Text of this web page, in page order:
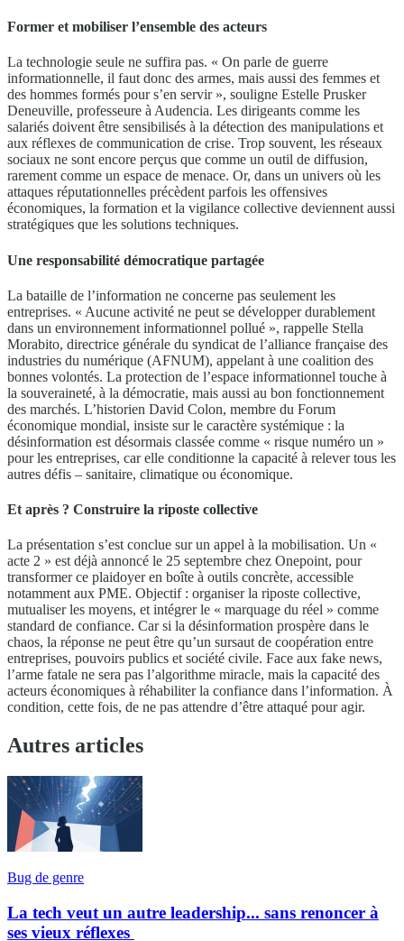
Former et mobiliser l’ensemble des acteurs
La technologie seule ne suffira pas. « On parle de guerre
informationnelle, il faut donc des armes, mais aussi des femmes et
des hommes formés pour s’en servir », souligne Estelle Prusker
Deneuville, professeure à Audencia. Les dirigeants comme les
salariés doivent être sensibilisés à la détection des manipulations et
aux réflexes de communication de crise. Trop souvent, les réseaux
sociaux ne sont encore perçus que comme un outil de diffusion,
rarement comme un espace de menace. Or, dans un univers où les
attaques réputationnelles précèdent parfois les offensives
économiques, la formation et la vigilance collective deviennent aussi
stratégiques que les solutions techniques.
Une responsabilité démocratique partagée
La bataille de l’information ne concerne pas seulement les
entreprises. « Aucune activité ne peut se développer durablement
dans un environnement informationnel pollué », rappelle Stella
Morabito, directrice générale du syndicat de l’alliance française des
industries du numérique (AFNUM), appelant à une coalition des
bonnes volontés. La protection de l’espace informationnel touche à
la souveraineté, à la démocratie, mais aussi au bon fonctionnement
des marchés. L’historien David Colon, membre du Forum
économique mondial, insiste sur le caractère systémique : la
désinformation est désormais classée comme « risque numéro un »
pour les entreprises, car elle conditionne la capacité à relever tous les
autres défis – sanitaire, climatique ou économique.
Et après ? Construire la riposte collective
La présentation s’est conclue sur un appel à la mobilisation. Un «
acte 2 » est déjà annoncé le 25 septembre chez Onepoint, pour
transformer ce plaidoyer en boîte à outils concrète, accessible
notamment aux PME. Objectif : organiser la riposte collective,
mutualiser les moyens, et intégrer le « marquage du réel » comme
standard de confiance. Car si la désinformation prospère dans le
chaos, la réponse ne peut être qu’un sursaut de coopération entre
entreprises, pouvoirs publics et société civile. Face aux fake news,
l’arme fatale ne sera pas l’algorithme miracle, mais la capacité des
acteurs économiques à réhabiliter la confiance dans l’information. À
condition, cette fois, de ne pas attendre d’être attaqué pour agir.
Autres articles
Bug de genre
La tech veut un autre leadership... sans renoncer à
ses vieux réflexes